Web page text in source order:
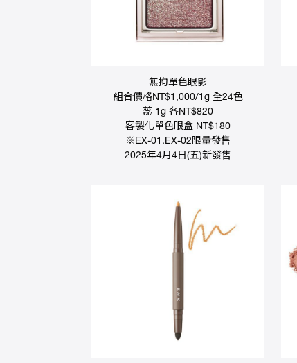
無拘單色眼影
組合價格NT$1,000/1g 全24色
蕊 1g 各NT$820
客製化單色眼盒 NT$180
※EX-01.EX-02限量發售
2025年4月4日(五)新發售